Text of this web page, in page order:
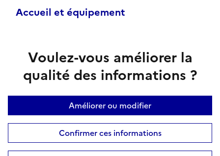
Accueil et équipement
Voulez-vous améliorer la
qualité des informations ?
Améliorer ou modifier
Confirmer ces informations